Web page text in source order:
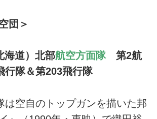
団＞
海道）北部航空方面隊第2航
行隊＆第203飛行隊
空自のトップガンを描いた邦